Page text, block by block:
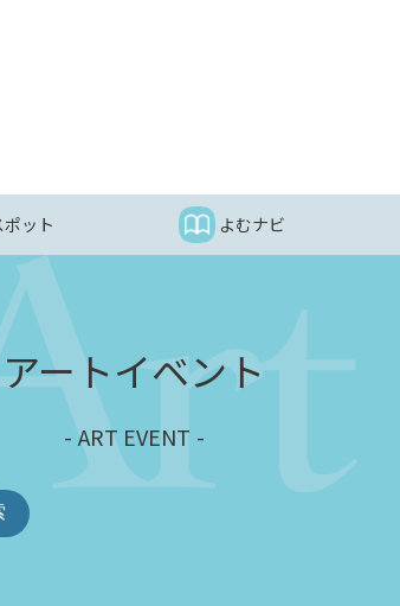
ット よむナビ
アートイベント
ART EVENT